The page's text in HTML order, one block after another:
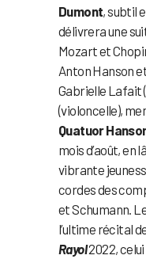
Dumont, subtil
délivrera une
Mozart et
Anton Hanson
Gabrielle Lafait
(violoncelle),
Quatuor
mois d’août, en
vibrante
cordes des
et Schumann.
l’ultime récital
Rayol2022,